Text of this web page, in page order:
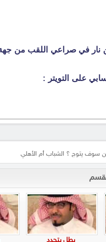
على التويتر :
سوف يتوج ؟ الشباب أم الأهلي
بطل يتجدد